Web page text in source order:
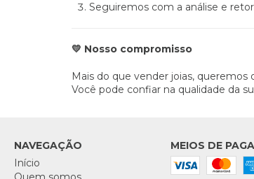
Seguiremos com a análise e
💛 Nosso compromisso
Mais do que vender joias,
Você pode confiar na qualidade da
NAVEGAÇÃO
Início
MEIOS DE